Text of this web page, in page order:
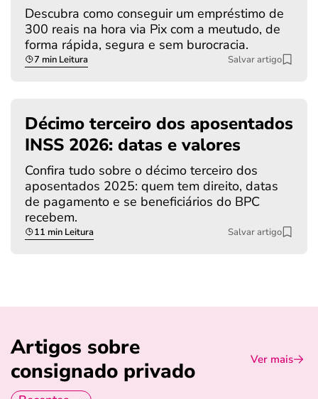
Descubra como conseguir um empréstimo de
300 reais na hora via Pix com a meutudo, de
forma rápida, segura e sem burocracia.
7 min Leitura Salvar artigo
Décimo terceiro dos aposentados
INSS 2026: datas e valores
Confira tudo sobre o décimo terceiro dos
aposentados 2025: quem tem direito, datas
de pagamento e se beneficiários do BPC
recebem.
11 min Leitura Salvar artigo
Artigos sobre
consignado privado
Ver mais